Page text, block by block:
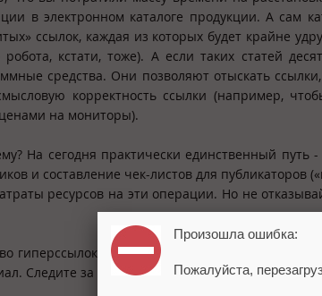
в электронном каталоге продукции. А сам
ссылок, каждая из которых будет крайне
робота, кстати, тоже). А если таких статей
средства. Они позволяют отыскать
корректность ссылки (например,
на мониторы).
На сегодня практически единственный
и составление чек-листов для публикаторов
ресурсов на эти операции. Но не
гиперссылок в тексте (и даже в одном
Следите за информативностью самих
Произошла ошибка:
Пожалуйста,